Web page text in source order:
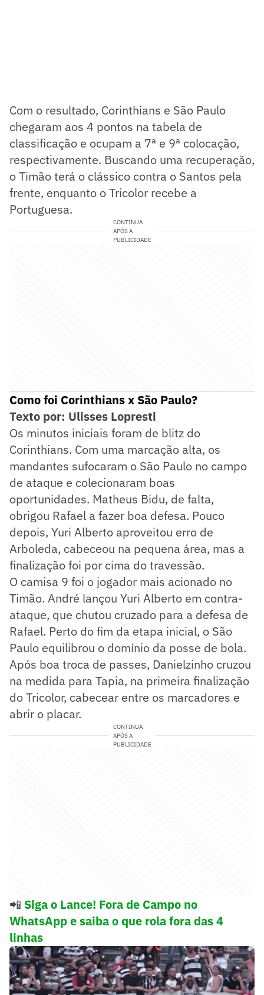
Com o resultado, Corinthians e São Paulo
chegaram aos 4 pontos na tabela de
classificação e ocupam a 7ª e 9ª colocação,
respectivamente. Buscando uma recuperação,
o Timão terá o clássico contra o Santos pela
frente, enquanto o Tricolor recebe a
Portuguesa.
CONTINUA
APÓS A
PUBLICIDADE
Como foi Corinthians x São Paulo?
Texto por: Ulisses Lopresti
Os minutos iniciais foram de blitz do
Corinthians. Com uma marcação alta, os
mandantes sufocaram o São Paulo no campo
de ataque e colecionaram boas
oportunidades. Matheus Bidu, de falta,
obrigou Rafael a fazer boa defesa. Pouco
depois, Yuri Alberto aproveitou erro de
Arboleda, cabeceou na pequena área, mas a
finalização foi por cima do travessão.
O camisa 9 foi o jogador mais acionado no
Timão. André lançou Yuri Alberto em contra-
ataque, que chutou cruzado para a defesa de
Rafael. Perto do fim da etapa inicial, o São
Paulo equilibrou o domínio da posse de bola.
Após boa troca de passes, Danielzinho cruzou
na medida para Tapia, na primeira finalização
do Tricolor, cabecear entre os marcadores e
abrir o placar.
CONTINUA
APÓS A
PUBLICIDADE
📲 Siga o Lance! Fora de Campo no
WhatsApp e saiba o que rola fora das 4
linhas